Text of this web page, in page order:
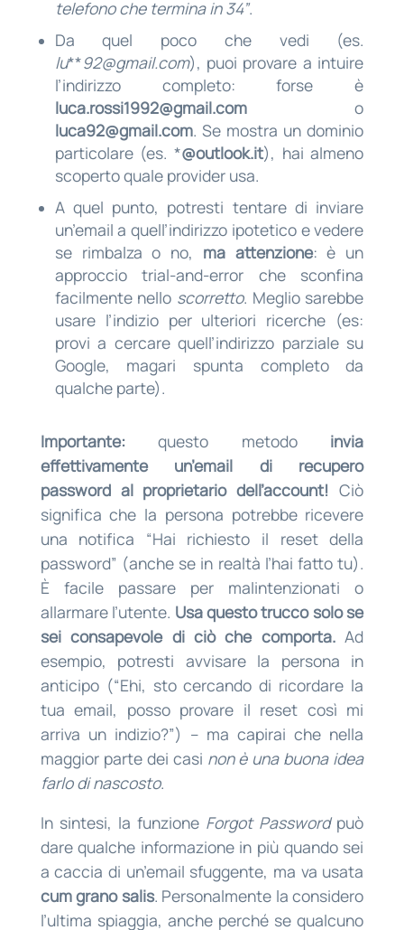
telefono che termina in 34”.
Da quel poco che vedi (es.
lu**92@gmail.com), puoi provare a intuire
l’indirizzo completo: forse è
luca.rossi1992@gmail.como
luca92@gmail.com. Se mostra un dominio
particolare (es. *@outlook.it), hai almeno
scoperto quale provider usa.
A quel punto, potresti tentare di inviare
un’email a quell’indirizzo ipotetico e vedere
se rimbalza o no, ma attenzione: è un
approccio trial-and-error che sconfina
facilmente nello scorretto. Meglio sarebbe
usare l’indizio per ulteriori ricerche (es:
provi a cercare quell’indirizzo parziale su
Google, magari spunta completo da
qualche parte).
Importante:questo metodo invia
effettivamente un’email di recupero
password al proprietario dell’account! Ciò
significa che la persona potrebbe ricevere
una notifica “Hai richiesto il reset della
password” (anche se in realtà l’hai fatto tu).
È facile passare per malintenzionati o
allarmare l’utente. Usa questo trucco solo se
sei consapevole di ciò che comporta.Ad
esempio, potresti avvisare la persona in
anticipo (“Ehi, sto cercando di ricordare la
tua email, posso provare il reset così mi
arriva un indizio?”) – ma capirai che nella
maggior parte dei casi non è una buona idea
farlo di nascosto.
In sintesi, la funzione Forgot Passwordpuò
dare qualche informazione in più quando sei
a caccia di un’email sfuggente, ma va usata
cum grano salis. Personalmente la considero
l’ultima spiaggia, anche perché se qualcuno